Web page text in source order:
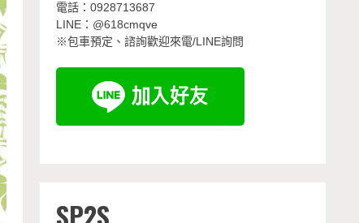
電話：0928713687
LINE：@618cmqve
※包車預定、諮詢歡迎來電/LINE詢問
SP2S